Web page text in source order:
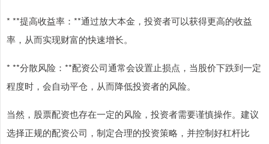
* **提高收益率：**通过放大本金，投资者可以获得更高的收益
率，从而实现财富的快速增长。
* **分散风险：**配资公司通常会设置止损点，当股价下跌到一定
程度时，会自动平仓，从而降低投资者的风险。
当然，股票配资也存在一定的风险，投资者需要谨慎操作。建议
选择正规的配资公司，制定合理的投资策略，并控制好杠杆比